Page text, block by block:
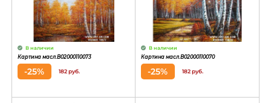
В наличии
Картина масл.B02000110073
-25% 182 руб.
В наличии
Картина масл.B02000110070
-25% 182 руб.